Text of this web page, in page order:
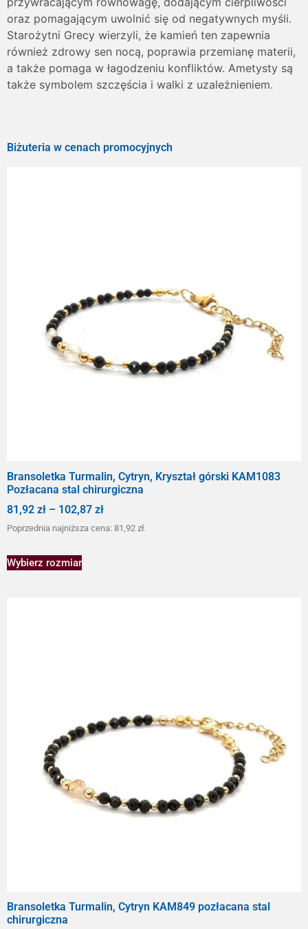
oraz pomagającym uwolnić się od negatywnych myśli.
Starożytni Grecy wierzyli, że kamień ten zapewnia
również zdrowy sen nocą, poprawia przemianę materii,
a także pomaga w łagodzeniu konfliktów. Ametysty są
także symbolem szczęścia i walki z uzależnieniem.
Biżuteria w cenach promocyjnych
Bransoletka Turmalin, Cytryn, Kryształ górski KAM1083
Pozłacana stal chirurgiczna
81,92 zł – 102,87 zł
Poprzednia najniższa cena: 81,92 zł.
Wybierz rozmiar
Bransoletka Turmalin, Cytryn KAM849 pozłacana stal
chirurgiczna